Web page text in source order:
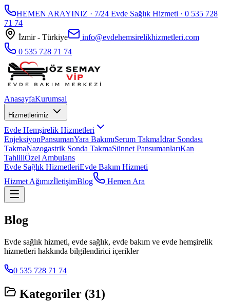
HEMEN ARAYINIZ · 7/24 Evde Sağlık Hizmeti · 0 535 728
71 74
İzmir - Türkiye
info@evdehemsirelikhizmetleri.com
0 535 728 71 74
AnasayfaKurumsal
Hizmetlerimiz
Evde Hemşirelik Hizmetleri
EnjeksiyonPansumanYara BakımıSerum Takmaİdrar Sondası
TakmaNazogastrik Sonda TakmaSünnet PansumanlarıKan
TahliliÖzel Ambulans
Evde Sağlık HizmetleriEvde Bakım Hizmeti
Hizmet AğımızİletişimBlog Hemen Ara
Blog
Evde sağlık hizmeti, evde sağlık, evde bakım ve evde hemşirelik
hizmetleri hakkında bilgilendirici içerikler
0 535 728 71 74
Kategoriler (31)